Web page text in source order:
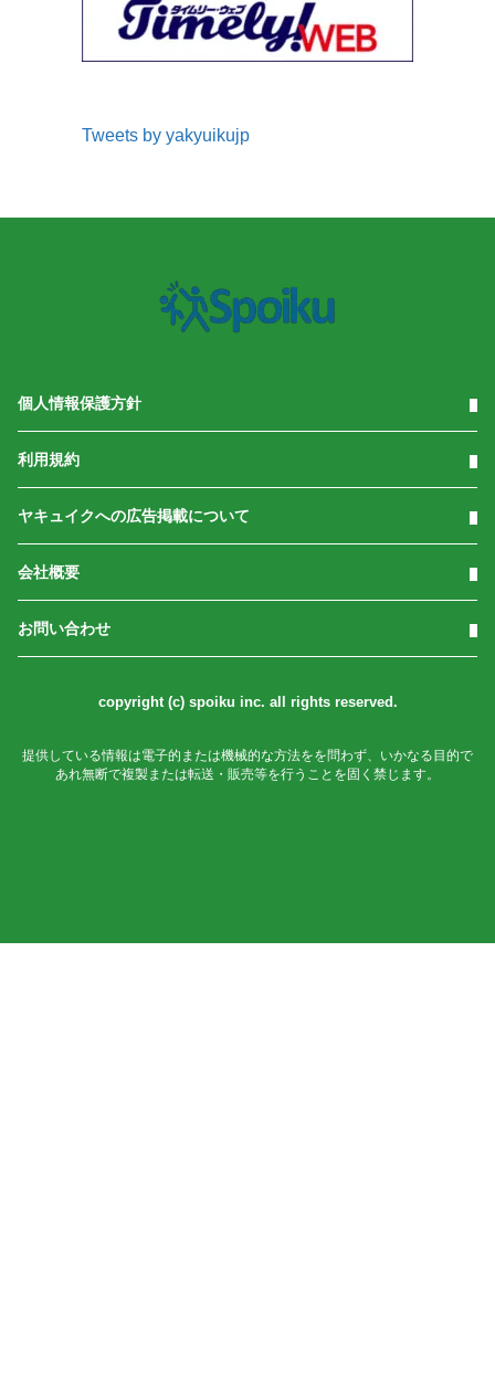
Tweets by yakyuikujp
個人情報保護方針
利用規約
ヤキュイクへの広告掲載について
会社概要
お問い合わせ
copyright (c) spoiku inc. all rights reserved.
提供している情報は電子的または機械的な方法をを問わず、いかなる目的で
あれ無断で複製または転送・販売等を行うことを固く禁じます。